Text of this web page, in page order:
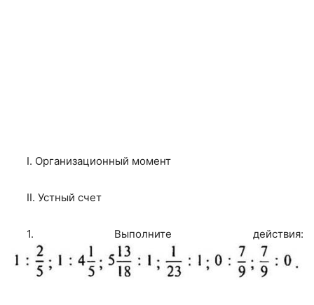
I. Организационный момент
II. Устный счет
1. Выполните действия: